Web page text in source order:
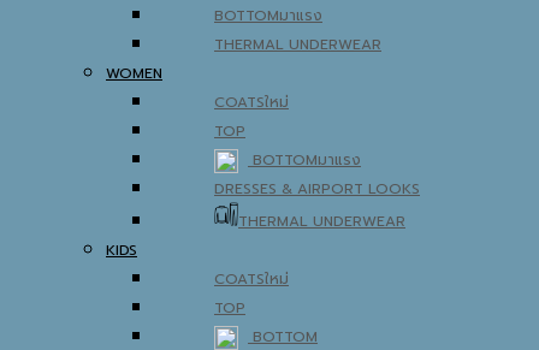
BOTTOM
THERMAL UNDERWEAR
WOMEN
COATS
TOP
BOTTOM
DRESSES & AIRPORT LOOKS
THERMAL UNDERWEAR
KIDS
COATS
TOP
BOTTOM